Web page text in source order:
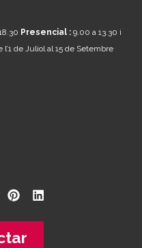
Presencial : 9.00 a 13.30 i
l’1 de Juliol al 15 de Setembre